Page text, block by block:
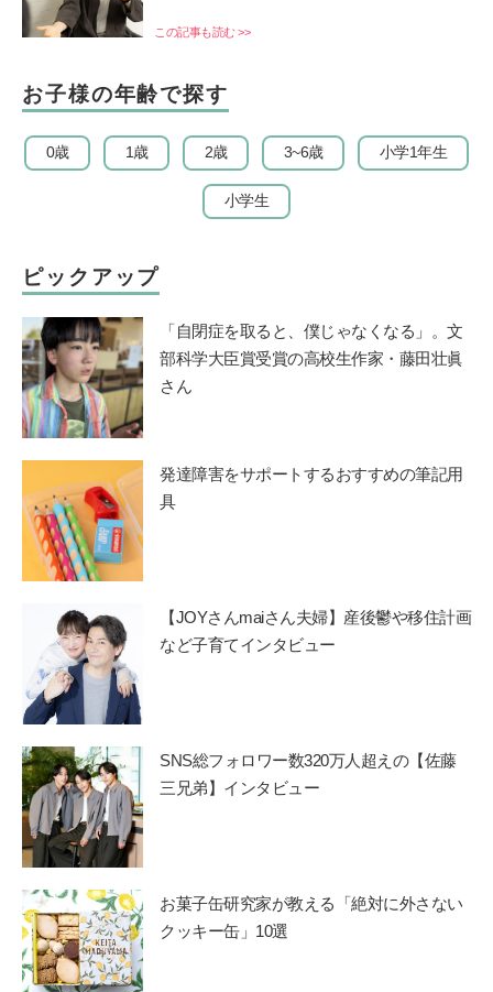
この記事も読む >>
お子様の年齢で探す
0歳 1歳 2歳 3~6歳 小学1年生
小学生
ピックアップ
「自閉症を取ると、僕じゃなくなる」。文
部科学大臣賞受賞の高校生作家・藤田壮眞
さん
発達障害をサポートするおすすめの筆記用
具
【JOYさんmaiさん夫婦】産後鬱や移住計画
など子育てインタビュー
SNS総フォロワー数320万人超えの【佐藤
三兄弟】インタビュー
お菓子缶研究家が教える「絶対に外さない
クッキー缶」10選